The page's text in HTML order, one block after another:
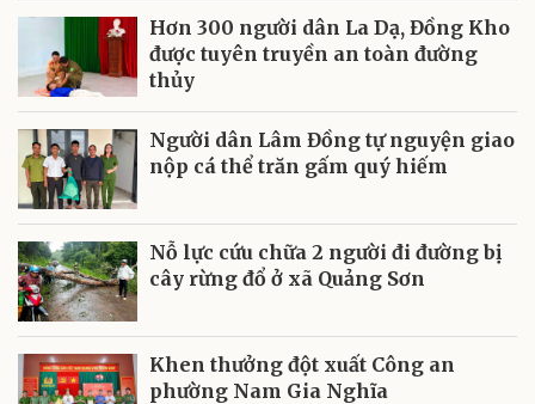
Hơn 300 người dân La Dạ, Đồng Kho
được tuyên truyền an toàn đường
thủy
Người dân Lâm Đồng tự nguyện giao
nộp cá thể trăn gấm quý hiếm
Nỗ lực cứu chữa 2 người đi đường bị
cây rừng đổ ở xã Quảng Sơn
Khen thưởng đột xuất Công an
phường Nam Gia Nghĩa